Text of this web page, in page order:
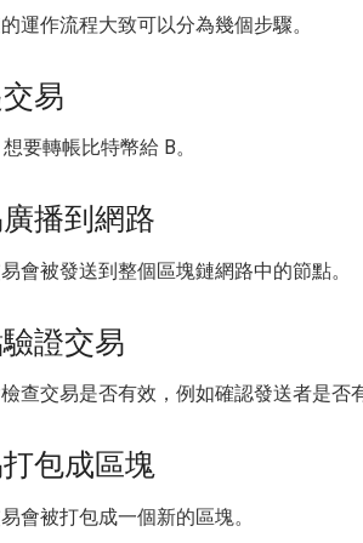
運作流程大致可以分為幾個步驟。
易
要轉帳比特幣給 B。
播到網路
會被發送到整個區塊鏈網路中的節點。
證交易
查交易是否有效，例如確認發送者是否
包成區塊
會被打包成一個新的區塊。